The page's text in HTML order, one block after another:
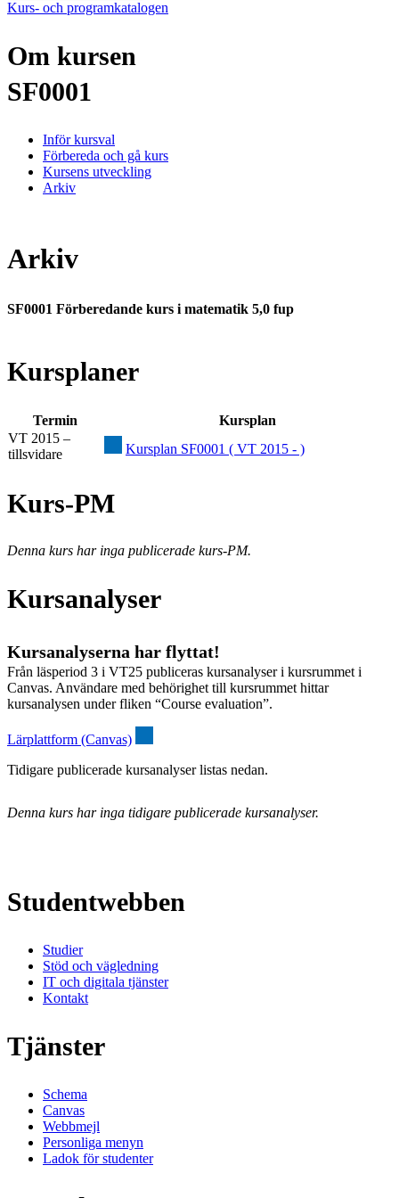
Kurs- och programkatalogen
Om kursen
SF0001
Inför kursval
Förbereda och gå kurs
Kursens utveckling
Arkiv
Arkiv
SF0001 Förberedande kurs i matematik 5,0 fup
Kursplaner
Termin
Kursplan
VT 2015 –
tillsvidare
Kursplan SF0001 ( VT 2015 - )
Kurs-PM
Denna kurs har inga publicerade kurs-PM.
Kursanalyser
Kursanalyserna har flyttat!
Från läsperiod 3 i VT25 publiceras kursanalyser i kursrummet i
Canvas. Användare med behörighet till kursrummet hittar
kursanalysen under fliken “Course evaluation”.
Lärplattform (Canvas)
Tidigare publicerade kursanalyser listas nedan.
Denna kurs har inga tidigare publicerade kursanalyser.
Studentwebben
Studier
Stöd och vägledning
IT och digitala tjänster
Kontakt
Tjänster
Schema
Canvas
Webbmejl
Personliga menyn
Ladok för studenter